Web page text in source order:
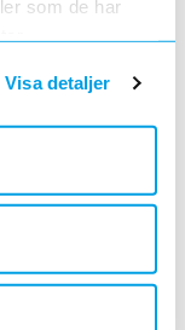
som de har
Visa detaljer
för
för